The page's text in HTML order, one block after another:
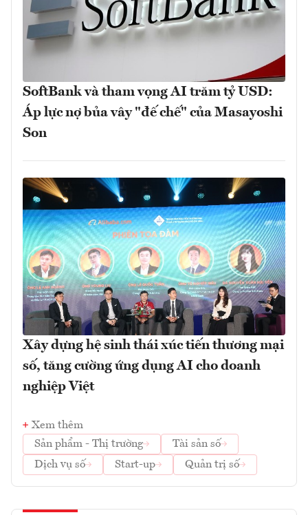
SoftBank và tham vọng AI trăm tỷ USD:
Áp lực nợ bủa vây "đế chế" của Masayoshi
Son
Xây dựng hệ sinh thái xúc tiến thương mại
số, tăng cường ứng dụng AI cho doanh
nghiệp Việt
Xem thêm
Sản phẩm - Thị trường
Tài sản số
Dịch vụ số
Start-up Quản trị số